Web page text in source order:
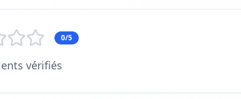
0/5
vérifiés